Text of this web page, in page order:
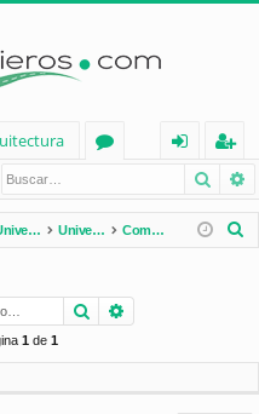
os
nt
ifi
e
eg
ist
ra
Universidades de España Universidades por Comunidades Comunitat Valenciana
r
Buscar
1de 1